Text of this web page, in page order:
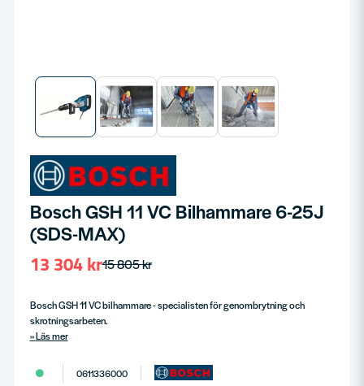
Bosch GSH 11 VC Bilhammare 6-25J
(SDS-MAX)
15 805 kr
13 304 kr
Bosch GSH 11 VC bilhammare - specialisten för genombrytning och
skrotningsarbeten.
Läs mer
0611336000